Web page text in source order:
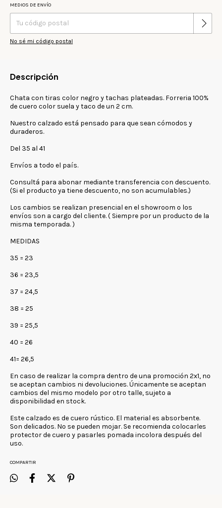
Entregas para el CP:
MEDIOS DE ENVÍO
No sé mi código postal
Descripción
Chata con tiras color negro y tachas plateadas. Forreria 100%
de cuero color suela y taco de un 2 cm.
Nuestro calzado está pensado para que sean cómodos y
duraderos.
Del 35 al 41
Envíos a todo el país.
Consultá para abonar mediante transferencia con descuento.
(Si el producto ya tiene descuento, no son acumulables.)
Los cambios se realizan presencial en el showroom o los
envíos son a cargo del cliente. ( Siempre por un producto de la
misma temporada. )
MEDIDAS
35 = 23
36 = 23,5
37 = 24,5
38 = 25
39 = 25,5
40 = 26
41= 26,5
En caso de realizar la compra dentro de una promoción 2x1, no
se aceptan cambios ni devoluciones. Únicamente se aceptan
cambios del mismo modelo por otro talle, sujeto a
disponibilidad en stock.
Este calzado es de cuero rústico. El material es absorbente.
Son delicados. No se pueden mojar. Se recomienda colocarles
protector de cuero y pasarles pomada incolora después del
uso.
COMPARTIR